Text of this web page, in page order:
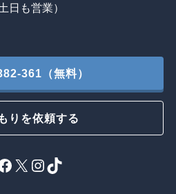
日も営業）
361（無料）
りを依頼する
X Instagram
TikTok